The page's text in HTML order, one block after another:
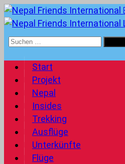
Suchen
Start
Projekt
Nepal
Insides
Trekking
Ausflüge
Unterkünfte
Flüge